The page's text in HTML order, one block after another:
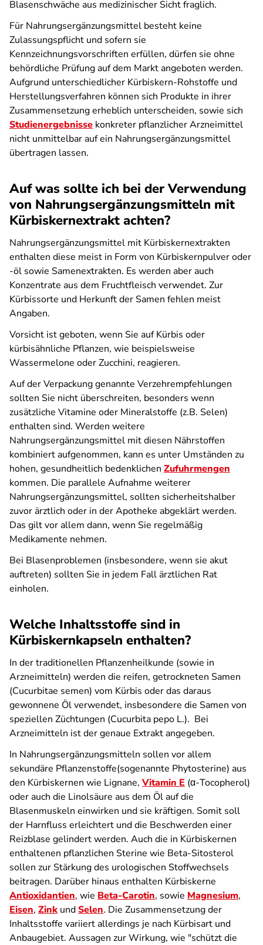
Blasenschwäche aus medizinischer Sicht fraglich.
Für Nahrungsergänzungsmittel besteht keine
Zulassungspflicht und sofern sie
Kennzeichnungsvorschriften erfüllen, dürfen sie ohne
behördliche Prüfung auf dem Markt angeboten werden.
Aufgrund unterschiedlicher Kürbiskern-Rohstoffe und
Herstellungsverfahren können sich Produkte in ihrer
Zusammensetzung erheblich unterscheiden, sowie sich
Studienergebnisse konkreter pflanzlicher Arzneimittel
nicht unmittelbar auf ein Nahrungsergänzungsmittel
übertragen lassen.
Auf was sollte ich bei der Verwendung
von Nahrungs­ergänzungs­mitteln mit
Kürbiskern­extrakt achten?
Nahrungsergänzungsmittel mit Kürbiskernextrakten
enthalten diese meist in Form von Kürbiskernpulver oder
-öl sowie Samenextrakten. Es werden aber auch
Konzentrate aus dem Fruchtfleisch verwendet. Zur
Kürbissorte und Herkunft der Samen fehlen meist
Angaben.
Vorsicht ist geboten, wenn Sie auf Kürbis oder
kürbisähnliche Pflanzen, wie beispielsweise
Wassermelone oder Zucchini, reagieren.
Auf der Verpackung genannte Verzehrempfehlungen
sollten Sie nicht überschreiten, besonders wenn
zusätzliche Vitamine oder Mineralstoffe (z.B. Selen)
enthalten sind. Werden weitere
Nahrungsergänzungsmittel mit diesen Nährstoffen
kombiniert aufgenommen, kann es unter Umständen zu
hohen, gesundheitlich bedenklichen Zufuhrmengen
kommen. Die parallele Aufnahme weiterer
Nahrungsergänzungsmittel, sollten sicherheitshalber
zuvor ärztlich oder in der Apotheke abgeklärt werden.
Das gilt vor allem dann, wenn Sie regelmäßig
Medikamente nehmen.
Bei Blasenproblemen (insbesondere, wenn sie akut
auftreten) sollten Sie in jedem Fall ärztlichen Rat
einholen.
Welche Inhaltsstoffe sind in
Kürbiskernkapseln enthalten?
In der traditionellen Pflanzenheilkunde (sowie in
Arzneimitteln) werden die reifen, getrockneten Samen
(Cucurbitae semen) vom Kürbis oder das daraus
gewonnene Öl verwendet, insbesondere die Samen von
speziellen Züchtungen (Cucurbita pepo L.). Bei
Arzneimitteln ist der genaue Extrakt angegeben.
In Nahrungsergänzungsmitteln sollen vor allem
sekundäre Pflanzenstoffe(sogenannte Phytosterine) aus
den Kürbiskernen wie Lignane, Vitamin E (α-Tocopherol)
oder auch die Linolsäure aus dem Öl auf die
Blasenmuskeln einwirken und sie kräftigen. Somit soll
der Harnfluss erleichtert und die Beschwerden einer
Reizblase gelindert werden. Auch die in Kürbiskernen
enthaltenen pflanzlichen Sterine wie Beta-Sitosterol
sollen zur Stärkung des urologischen Stoffwechsels
beitragen. Darüber hinaus enthalten Kürbiskerne
Antioxidantien, wie Beta-Carotin, sowie Magnesium,
Eisen, Zink undSelen. Die Zusammensetzung der
Inhaltsstoffe variiert allerdings je nach Kürbisart und
Anbaugebiet. Aussagen zur Wirkung, wie "schützt die